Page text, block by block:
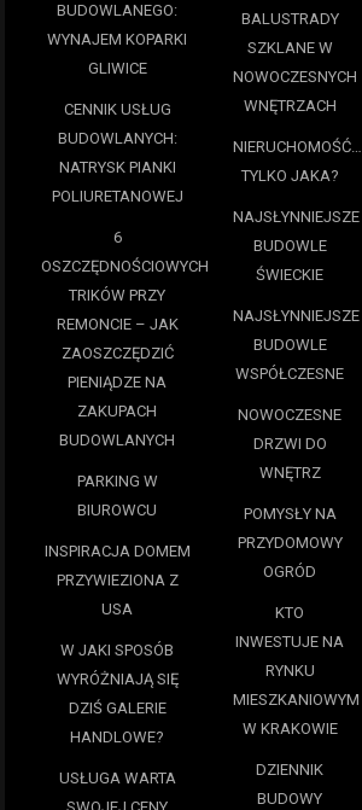
BUDOWLANEGO:
WYNAJEM KOPARKI
GLIWICE
CENNIK USŁUG
BUDOWLANYCH:
NATRYSK PIANKI
POLIURETANOWEJ
6
OSZCZĘDNOŚCIOWYCH
TRIKÓW PRZY
REMONCIE – JAK
ZAOSZCZĘDZIĆ
PIENIĄDZE NA
ZAKUPACH
BUDOWLANYCH
PARKING W
BIUROWCU
INSPIRACJA DOMEM
PRZYWIEZIONA Z
USA
W JAKI SPOSÓB
WYRÓŻNIAJĄ SIĘ
DZIŚ GALERIE
HANDLOWE?
USŁUGA WARTA
BALUSTRADY
SZKLANE W
NOWOCZESNYCH
WNĘTRZACH
NIERUCHOMOŚĆ…
TYLKO JAKA?
NAJSŁYNNIEJSZE
BUDOWLE
ŚWIECKIE
NAJSŁYNNIEJSZE
BUDOWLE
WSPÓŁCZESNE
NOWOCZESNE
DRZWI DO
WNĘTRZ
POMYSŁY NA
PRZYDOMOWY
OGRÓD
KTO
INWESTUJE NA
RYNKU
MIESZKANIOWYM
W KRAKOWIE
DZIENNIK
BUDOWY